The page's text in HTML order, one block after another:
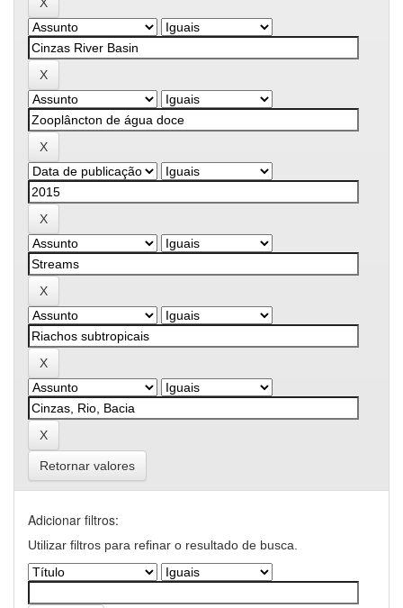
Retornar valores
Adicionar filtros:
Utilizar filtros para refinar o resultado de busca.